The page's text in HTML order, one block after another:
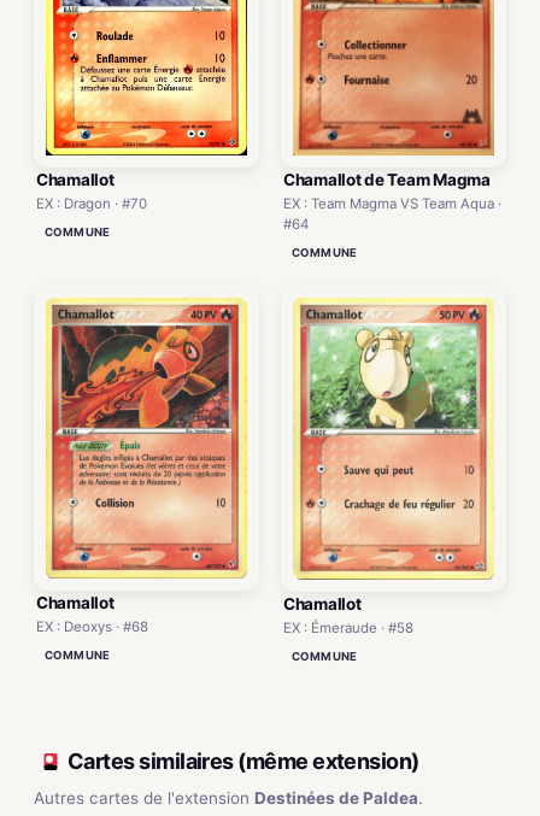
Chamallot
EX : Dragon · #70
COMMUNE
Chamallot de Team Magma
EX : Team Magma VS Team Aqua ·
#64
COMMUNE
Chamallot
EX : Deoxys · #68
COMMUNE
Chamallot
EX : Émeraude · #58
COMMUNE
Cartes similaires (même extension)
Autres cartes de l'extension Destinées de Paldea.